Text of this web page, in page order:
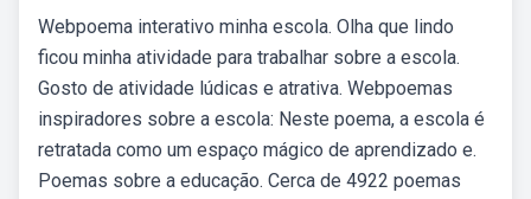
Webpoema interativo minha escola. Olha que lindo
ficou minha atividade para trabalhar sobre a escola.
Gosto de atividade lúdicas e atrativa. Webpoemas
inspiradores sobre a escola: Neste poema, a escola é
retratada como um espaço mágico de aprendizado e.
Poemas sobre a educação. Cerca de 4922 poemas